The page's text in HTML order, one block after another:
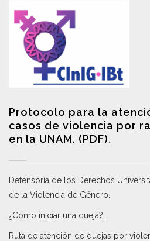
Protocolo para la
casos de violencia por
en la UNAM. (PDF).
Defensoría de los Derechos
de la Violencia de Género
¿Cómo iniciar una queja?
Ruta de atención de quejas por